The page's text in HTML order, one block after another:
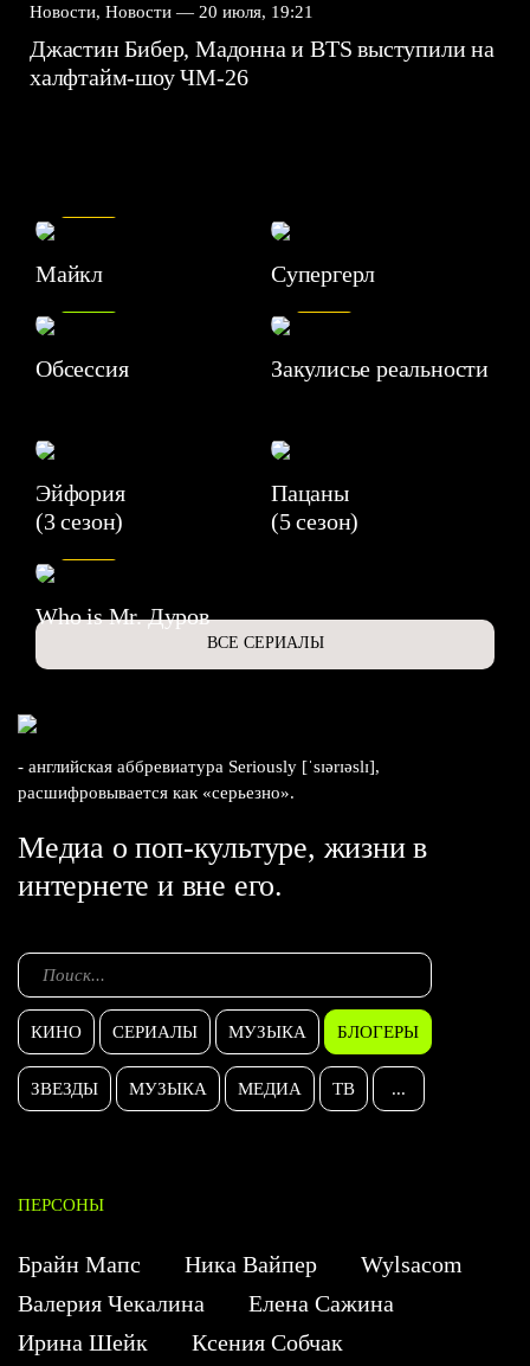
Новости, Новости — 20 июля, 19:21
Джастин Бибер, Мадонна и BTS выступили на
халфтайм-шоу ЧМ-26
Майкл Супергерл
Обсессия
7.1
Закулисье реальности
Эйфория
(3 сезон)
Пацаны
(5 сезон)
Who is Mr. Дуров
ВСЕ СЕРИАЛЫ
- английская аббревиатура Seriously [ˈsɪərɪəslɪ],
расшифровывается как «серьезно».
Медиа о поп-культуре, жизни в
интернете и вне его.
КИНО СЕРИАЛЫ МУЗЫКА БЛОГЕРЫ
ЗВЕЗДЫ МУЗЫКА МЕДИА ТВ ...
ПЕРСОНЫ
Брайн Мапс Ника Вайпер
Wylsacom
Валерия Чекалина
Елена Сажина
Ирина Шейк
Ксения Собчак